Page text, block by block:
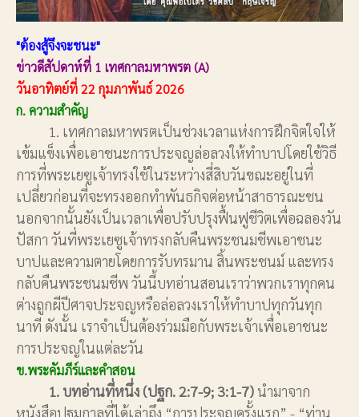
"ต้องสู้จึงจะชนะ"
ข่าวดีสัปดาห์ที่ 1 เทศกาลมหาพรต (A)
วันอาทิตย์ที่ 22 กุมภาพันธ์ 2026
ก. ความสำคัญ
1. เทศกาลมหาพรตเป็นช่วงเวลาแห่งการฝึกจิตใจให้
เข้มแข็งเพื่อเอาชนะการประจญล่อลวงให้ทำบาปโดยใช้วิธี
การที่พระเยซูเจ้าทรงใช้ในระหว่างสี่สิบวันขณะอยู่ในที่
เปลี่ยวก่อนที่จะทรงออกทำพันธกิจต่อหน้าสาธารณะชน
นอกจากนั้นยังเป็นเวลาเพื่อปรับปรุงฟื้นฟูชีวิตเพื่อฉลองวัน
ปัสกา วันที่พระเยซูเจ้าทรงกลับคืนพระชนมชีพเอาชนะ
บาปและความตายโดยการรับทรมาน สิ้นพระชนม์ และทรง
กลับคืนพระชนมชีพ วันนี้บทอ่านสอนเราว่าพวกเราทุกคน
ต่างถูกผีปีศาจประจญหรือล่อลวงเราให้ทำบาปทุกวันทุก
นาที ดังนั้น เราจำเป็นต้องร่วมมือกับพระเจ้าเพื่อเอาชนะ
การประจญในแต่ละวัน
ข.พระคัมภีร์และคำสอน
1. บทอ่านที่หนึ่ง (ปฐก. 2:7-9; 3:1-7)นำมาจาก
หนังสือปฐมกาลที่ได้เล่าถึง “การประจญครั้งแรก” - “ท่าน